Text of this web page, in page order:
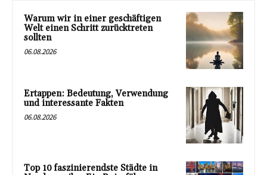
Warum wir in einer geschäftigen
Welt einen Schritt zurücktreten
sollten
06.08.2026
Ertappen: Bedeutung, Verwendung
und interessante Fakten
06.08.2026
Top 10 faszinierendste Städte in